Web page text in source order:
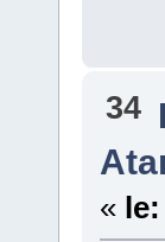
34
« le: